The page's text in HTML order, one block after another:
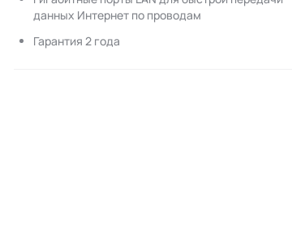
данных Интернет по проводам
Гарантия 2 года